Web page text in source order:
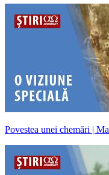
Povestea unei chemări |